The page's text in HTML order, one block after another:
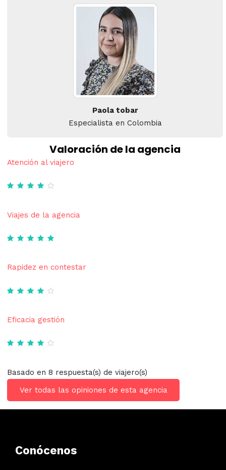
Paola tobar
Especialista en Colombia
Valoración de la agencia
Atención al viajero
Viajes de la agencia
Rapidez en contestar
Eficacia gestión
Basado en 8 respuesta(s) de viajero(s)
Ver todas las opiniones de esta agencia
Conócenos